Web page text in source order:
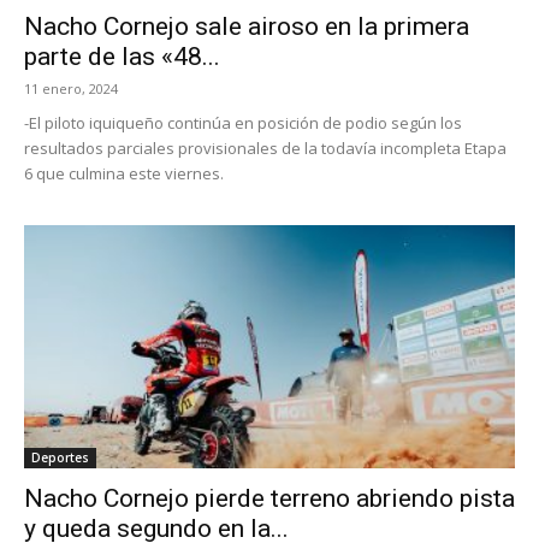
Nacho Cornejo sale airoso en la primera
parte de las «48...
11 enero, 2024
-El piloto iquiqueño continúa en posición de podio según los
resultados parciales provisionales de la todavía incompleta Etapa
6 que culmina este viernes.
Deportes
Nacho Cornejo pierde terreno abriendo pista
y queda segundo en la...